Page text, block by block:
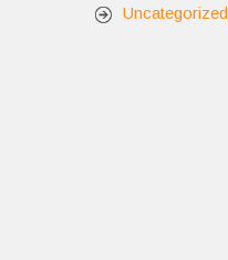
Uncategorized